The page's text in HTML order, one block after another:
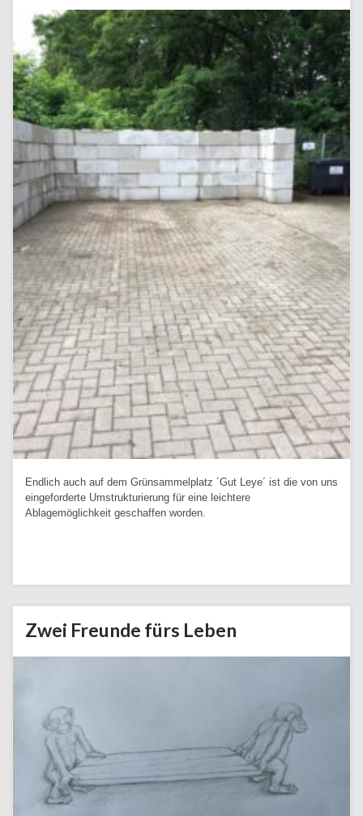
Endlich auch auf dem Grünsammelplatz ´Gut Leye´ ist die von uns
eingeforderte Umstrukturierung für eine leichtere
Ablagemöglichkeit geschaffen worden.
Zwei Freunde fürs Leben